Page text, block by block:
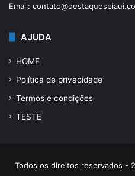
Email:
AJUDA
HOME
Política de privacidade
Termos e condições
TESTE
Todos os direitos reservados -